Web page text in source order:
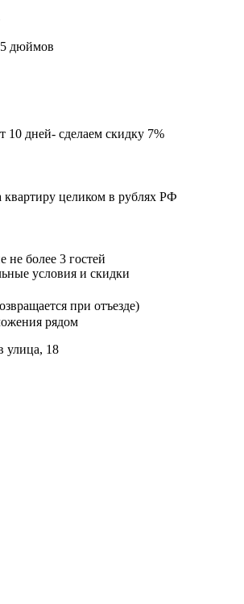
дюймов
10 дней- сделаем скидку 7%
квартиру целиком в рублях РФ
не более 3 гостей
условия и скидки
при отъезде)
рядом
улица, 18